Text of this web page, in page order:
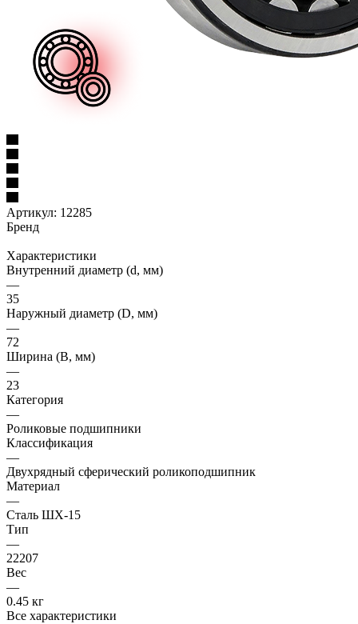
Артикул: 12285
Бренд
Характеристики
Внутренний диаметр (d, мм)
—
35
Наружный диаметр (D, мм)
—
72
Ширина (B, мм)
—
23
Категория
—
Роликовые подшипники
Классификация
—
Двухрядный сферический роликоподшипник
Материал
—
Сталь ШХ-15
Тип
—
22207
Вес
—
0.45 кг
Все характеристики